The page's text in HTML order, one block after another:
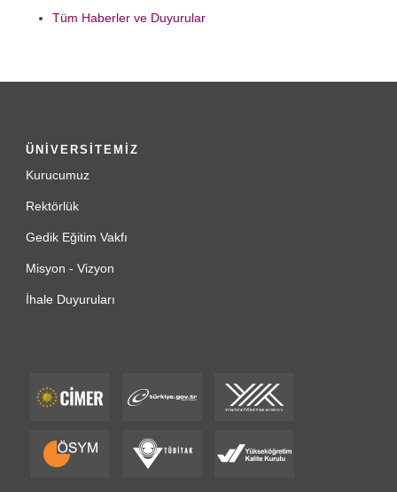
Tüm Haberler ve Duyurular
ÜNİVERSİTEMİZ
Kurucumuz
Rektörlük
Gedik Eğitim Vakfı
Misyon - Vizyon
İhale Duyuruları